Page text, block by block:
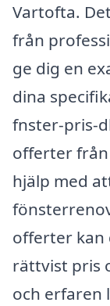
Vartofta.
från
ge dig en
dina
fnster-pris-
offerter
hjälp med
offerter kan
rättvist pris
och erfaren